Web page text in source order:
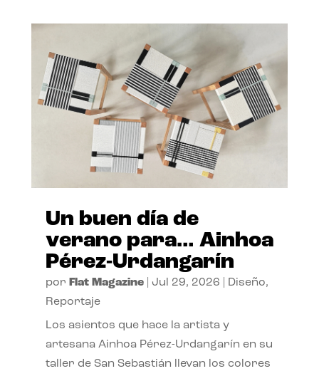
Un buen día de
verano para… Ainhoa
Pérez-Urdangarín
por Flat Magazine| Jul 29, 2026 Diseño,
Reportaje
Los asientos que hace la artista y
artesana Ainhoa Pérez-Urdangarín en su
taller de San Sebastián llevan los colores